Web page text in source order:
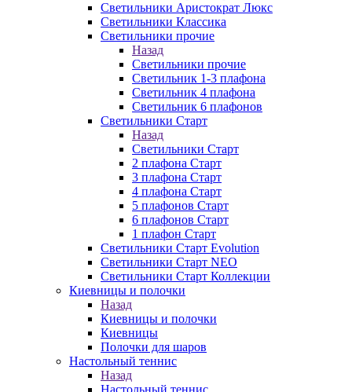
Светильники Аристократ Люкс
Светильники Классика
Светильники прочие
Назад
Светильники прочие
Светильник 1-3 плафона
Светильник 4 плафона
Светильник 6 плафонов
Светильники Старт
Назад
Светильники Старт
2 плафона Старт
3 плафона Старт
4 плафона Старт
5 плафонов Старт
6 плафонов Старт
1 плафон Старт
Светильники Старт Evolution
Светильники Старт NEO
Светильники Старт Коллекции
Киевницы и полочки
Назад
Киевницы и полочки
Киевницы
Полочки для шаров
Настольный теннис
Назад
Настольный теннис